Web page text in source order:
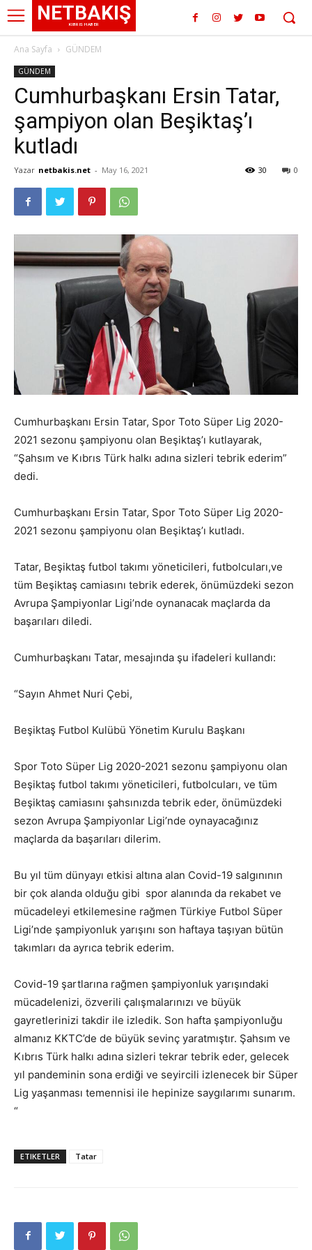
NETBAKIŞ
KIBRIS HABER
Ana Sayfa GÜNDEM
GÜNDEM
Cumhurbaşkanı Ersin Tatar,
şampiyon olan Beşiktaş’ı
kutladı
Yazar netbakis.net - May 16, 2021 0
30
Cumhurbaşkanı Ersin Tatar, Spor Toto Süper Lig 2020-
2021 sezonu şampiyonu olan Beşiktaş’ı kutlayarak,
“Şahsım ve Kıbrıs Türk halkı adına sizleri tebrik ederim”
dedi.
Cumhurbaşkanı Ersin Tatar, Spor Toto Süper Lig 2020-
2021 sezonu şampiyonu olan Beşiktaş’ı kutladı.
Tatar, Beşiktaş futbol takımı yöneticileri, futbolcuları,ve
tüm Beşiktaş camiasını tebrik ederek, önümüzdeki sezon
Avrupa Şampiyonlar Ligi’nde oynanacak maçlarda da
başarıları diledi.
Cumhurbaşkanı Tatar, mesajında şu ifadeleri kullandı:
“Sayın Ahmet Nuri Çebi,
Beşiktaş Futbol Kulübü Yönetim Kurulu Başkanı
Spor Toto Süper Lig 2020-2021 sezonu şampiyonu olan
Beşiktaş futbol takımı yöneticileri, futbolcuları, ve tüm
Beşiktaş camiasını şahsınızda tebrik eder, önümüzdeki
sezon Avrupa Şampiyonlar Ligi’nde oynayacağınız
maçlarda da başarıları dilerim.
Bu yıl tüm dünyayı etkisi altına alan Covid-19 salgınının
bir çok alanda olduğu gibi spor alanında da rekabet ve
mücadeleyi etkilemesine rağmen Türkiye Futbol Süper
Ligi’nde şampiyonluk yarışını son haftaya taşıyan bütün
takımları da ayrıca tebrik ederim.
Covid-19 şartlarına rağmen şampiyonluk yarışındaki
mücadelenizi, özverili çalışmalarınızı ve büyük
gayretlerinizi takdir ile izledik. Son hafta şampiyonluğu
almanız KKTC’de de büyük sevinç yaratmıştır. Şahsım ve
Kıbrıs Türk halkı adına sizleri tekrar tebrik eder, gelecek
yıl pandeminin sona erdiği ve seyircili izlenecek bir Süper
Lig yaşanması temennisi ile hepinize saygılarımı sunarım.
“
ETIKETLER Tatar